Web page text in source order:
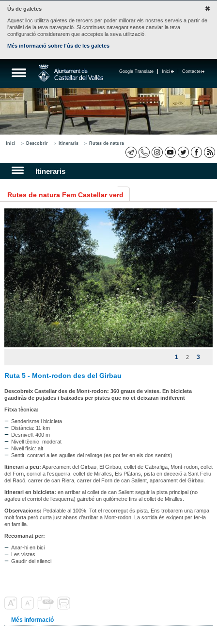
Ús de galetes
Aquest lloc utilitza galetes de tercers per poder millorar els nostres serveis a partir de
l'anàlisi de la teva navegació. Si continues navegant sense canviar la teva
configuració considerarem que acceptes la seva utilització.
Més informació sobre l'ús de les galetes
Contacte
Inici
Google Translate
Inici Descobrir Itineraris Rutes de natura
Itineraris
Rutes de natura Fem Castellar verd
1 2 3
Ruta 5 - Mont-rodon des del Girbau
Descobreix Castellar des de Mont-rodon: 360 graus de vistes. En bicicleta
gaudiràs de pujades i baixades per pistes que no et deixaran indiferent
Fitxa tècnica:
Senderisme i bicicleta
Distància: 11 km
Desnivell: 400 m
Nivell tècnic: moderat
Nivell físic: alt
Sentit: contrari a les agulles del rellotge (es pot fer en els dos sentits)
Itinerari a peu: Aparcament del Girbau, El Girbau, collet de Cabrafiga, Mont-rodon, collet
del Forn, corriol a l’esquerra, collet de Miralles, Els Plàtans, pista en direcció a Sant Feliu
del Racó, carrer de can Riera, carrer del Forn de can Sallent, aparcament del Girbau.
Itinerari en bicicleta: en arribar al collet de can Sallent seguir la pista principal (no
agafeu el corriol de l’esquerra) gairebé un quilòmetre fins al collet de Miralles.
Observacions: Pedalable al 100%. Tot el recorregut és pista. Ens trobarem una rampa
molt forta però curta just abans d’arribar a Mont-rodon. La sortida és exigent per fer-la
en família.
Recomanat per:
Anar-hi en bici
Les vistes
Gaudir del silenci
Més informació